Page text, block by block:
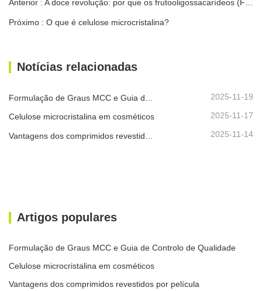
Próximo : O que é celulose microcristalina?
Notícias relacionadas
2025-11-19
Celulose microcristalina em cosméticos 2025-11-17
2025-11-14
Artigos populares
Formulação de Graus MCC e Guia de Controlo de Qualidade
Celulose microcristalina em cosméticos
Vantagens dos comprimidos revestidos por película